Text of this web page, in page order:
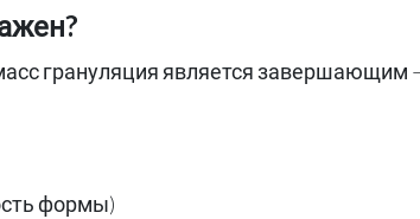
грануляция является
формы)